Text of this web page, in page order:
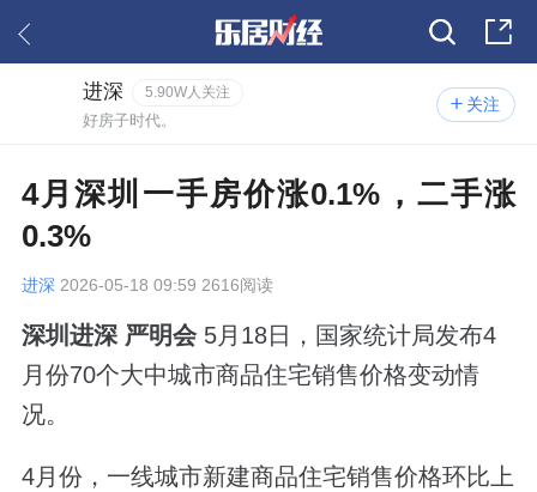
关注
进深 5.90W人关注
好房子时代。
4月深圳一手房价涨0.1%，二手涨
0.3%
进深 2026-05-18 09:59 2616阅读
深圳进深 严明会 5月18日，国家统计局发布4
月份70个大中城市商品住宅销售价格变动情
况。
4月份，一线城市新建商品住宅销售价格环比上